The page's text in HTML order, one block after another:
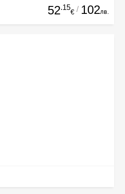
52.15
€ / 102лв.